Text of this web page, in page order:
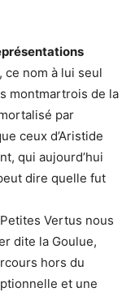
ce nom à lui seul
montmartrois de la
par
ceux d’Aristide
qui aujourd’hui
dire quelle fut
Vertus nous
dite la Goulue,
hors du
et une